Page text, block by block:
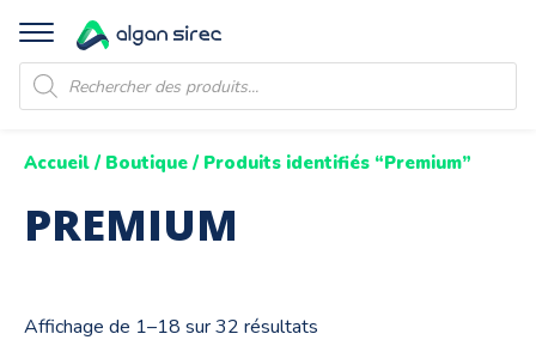
Recherche
de
produits
Accueil / Boutique / Produits identifiés “Premium”
PREMIUM
Affichage de 1–18 sur 32 résultats